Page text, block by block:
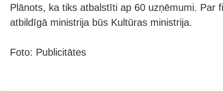
Plānots, ka tiks atbalstīti ap 60 uzņēmumi. Par
atbildīgā ministrija būs Kultūras ministrija.
Foto: Publicitātes